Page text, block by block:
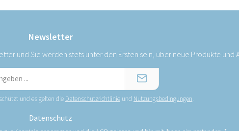
Newsletter
und Sie werden stets unter den Ersten sein, über neue Produkte und
und es gelten die Datenschutzrichtlinie und Nutzungsbedingungen.
Datenschutz